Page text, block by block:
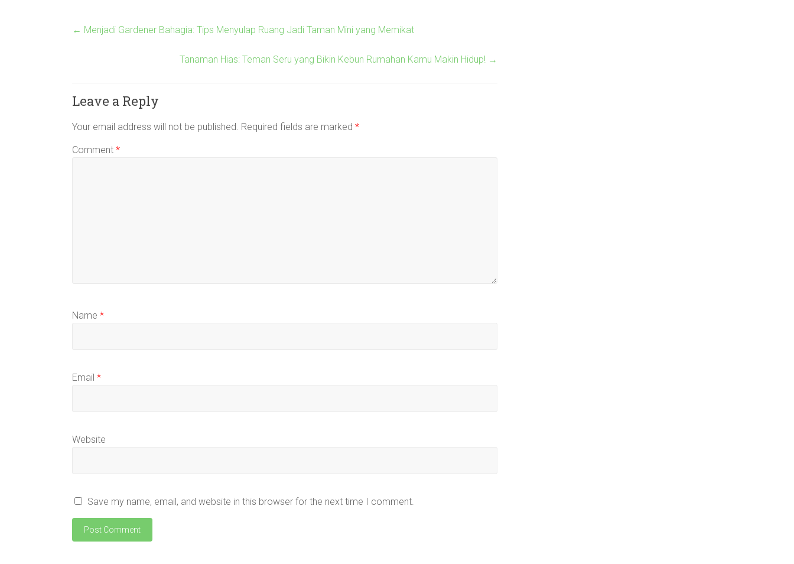
← Menjadi Gardener Bahagia: Tips Menyulap Ruang Jadi Taman Mini yang Memikat
Tanaman Hias: Teman Seru yang Bikin Kebun Rumahan Kamu Makin Hidup! →
Leave a Reply
Your email address will not be published. Required fields are marked *
Comment *
Name *
Email *
Website
Save my name, email, and website in this browser for the next time I comment.